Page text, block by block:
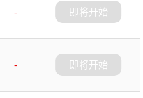
-
即将开始
-
即将开始